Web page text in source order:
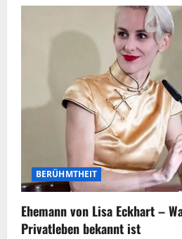
BERÜHMTHEIT
Ehemann von Lisa Eckhart –
Privatleben bekannt ist